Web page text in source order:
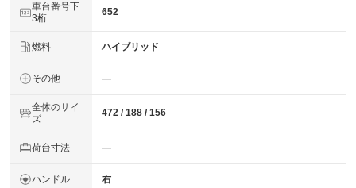
車台番号下
3桁
652
燃料 ハイブリッド
その他 ―
全体のサイ
ズ
472 / 188 / 156
荷台寸法 ―
ハンドル 右